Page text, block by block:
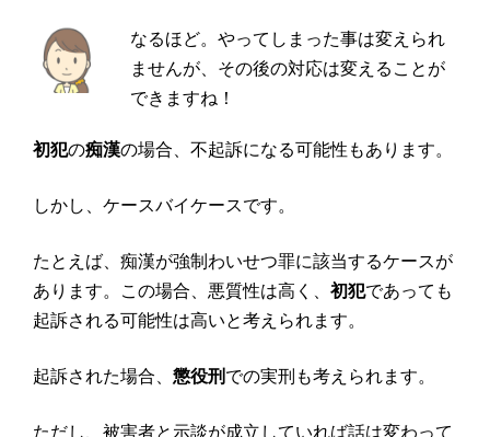
なるほど。やってしまった事は変えられ
ませんが、その後の対応は変えることが
できますね！
初犯の痴漢の場合、不起訴になる可能性もあります。
しかし、ケースバイケースです。
たとえば、痴漢が強制わいせつ罪に該当するケースが
あります。この場合、悪質性は高く、 初犯であっても
起訴される可能性は高いと考えられます。
起訴された場合、 懲役刑 での実刑も考えられます。
ただし、被害者と示談が成立していれば話は変わって